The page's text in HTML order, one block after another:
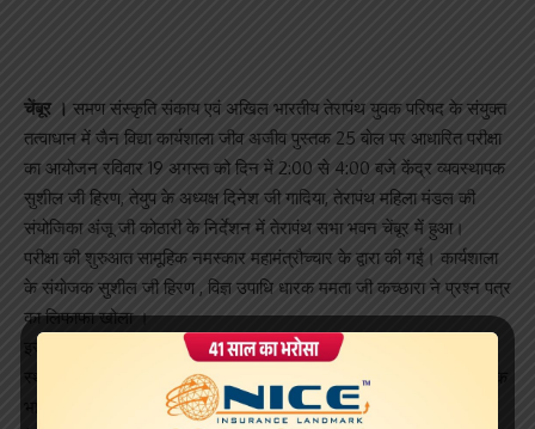
चेंबूर । समण संस्कृति संकाय एवं अखिल भारतीय तेरापंथ युवक परिषद के संयुक्त
तत्वाधान में जैन विद्या कार्यशाला जीव अजीव पुस्तक 25 बोल पर आधारित परीक्षा
का आयोजन रविवार 19 अगस्त को दिन में 2:00 से 4:00 बजे केंद्र व्यवस्थापक
सुशील जी हिरण, तेयुप के अध्यक्ष दिनेश जी गादिया, तेरापंथ महिला मंडल की
संयोजिका अंजू जी कोठारी के निर्देशन में तेरापंथ सभा भवन चेंबूर में हुआ।
परीक्षा की शुरुआत सामूहिक नमस्कार महामंत्रौच्चार के द्वारा की गई। कार्यशाला
के संयोजक सुशील जी हिरण , विज्ञ उपाधि धारक ममता जी कच्छारा ने प्रश्न पत्र
का लिफाफा खोला ।
इस कार्यशाला में 13 परीक्षार्थियों ने बड़े ही उत्साह व शालीनता के साथ परीक्षा दी।
स्थानीय स्तर पर कार्यशाला का आयोजन भी सभा भवन चेंबूर में विज्ञ उपाधि धारक
भावना जी पटवारी ने अध्ययन करवाया।